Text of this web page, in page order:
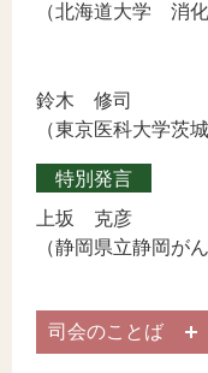
（北海道大学 消
鈴木 修司
（東京医科大学茨
特別発言
上坂 克彦
（静岡県立静岡が
司会のことば